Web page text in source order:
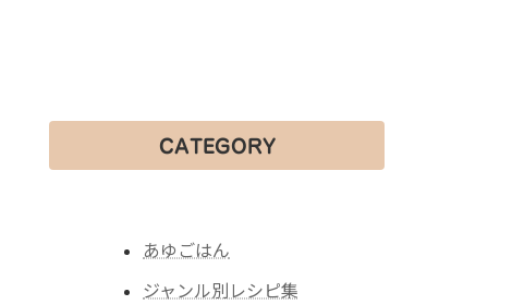
CATEGORY
あゆごはん
ジャンル別レシピ集